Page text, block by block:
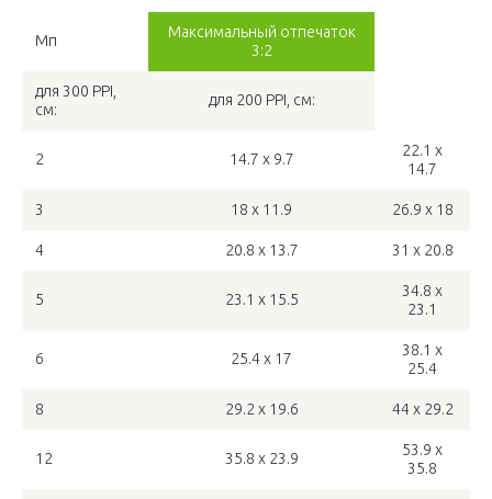
Мп
Максимальный отпечаток
3:2
для 300 PPI,
см:
для 200 PPI, см:
2 14.7 x 9.7
22.1 x
14.7
3 18 x 11.9 26.9 x 18
4 20.8 x 13.7 31 x 20.8
5 23.1 x 15.5
34.8 x
23.1
6 25.4 x 17
38.1 x
25.4
8 29.2 x 19.6 44 x 29.2
12 35.8 x 23.9
53.9 x
35.8